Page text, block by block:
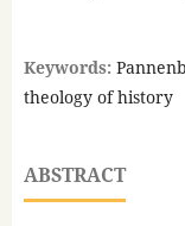
Keywords:
theology of history
ABSTRACT